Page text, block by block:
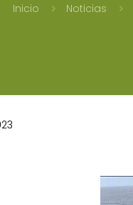
Inicio Noticias